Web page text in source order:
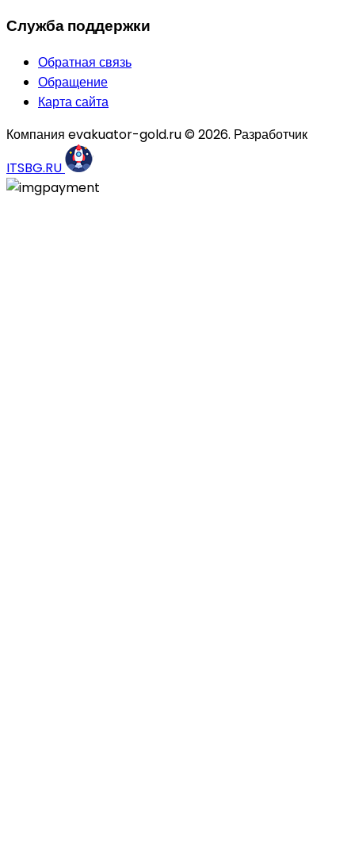
Служба поддержки
Обратная связь
Обращение
Карта сайта
Компания evakuator-gold.ru © 2026. Разработчик
ITSBG.RU